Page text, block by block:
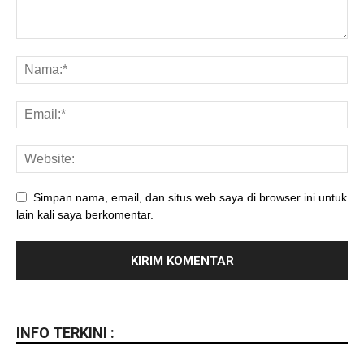
Simpan nama, email, dan situs web saya di browser ini untuk
lain kali saya berkomentar.
INFO TERKINI :